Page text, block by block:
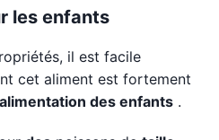
les enfants
il est facile
cet aliment est fortement
des enfants .